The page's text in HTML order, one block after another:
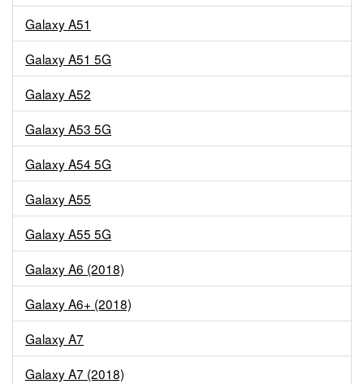
Galaxy A51
Galaxy A51 5G
Galaxy A52
Galaxy A53 5G
Galaxy A54 5G
Galaxy A55
Galaxy A55 5G
Galaxy A6 (2018)
Galaxy A6+ (2018)
Galaxy A7
Galaxy A7 (2018)